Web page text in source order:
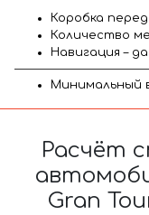
Коробка
Количество
Навигация – да
Минимальный
Расчёт
Gran